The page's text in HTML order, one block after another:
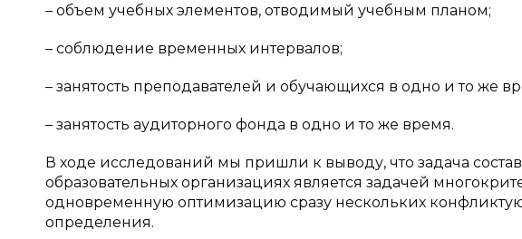
– объем учебных элементов, отводимый учебным планом;
– соблюдение временных интервалов;
– занятость преподавателей и обучающихся в одно и то же
– занятость аудиторного фонда в одно и то же время.
В ходе исследований мы пришли к выводу, что задача
образовательных организациях является задачей
одновременную оптимизацию сразу нескольких
определения.